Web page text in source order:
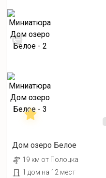
Дом озеро Белое
19 км от Полоцка
1 дом на 12 мест